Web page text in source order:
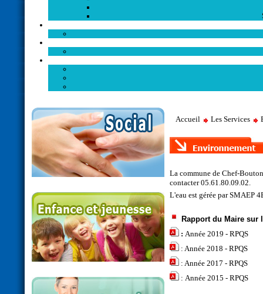
Accueil Les Services
La commune de Chef-
contacter 05.61.80.09.02.
L'eau est gérée par SMAEP
Rapport du Maire sur
: Année 2019 - RPQS
: Année 2018 - RPQS
: Année 2017 - RPQS
: Année 2015 - RPQS